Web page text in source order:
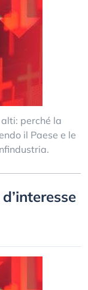
perché la
il Paese e le